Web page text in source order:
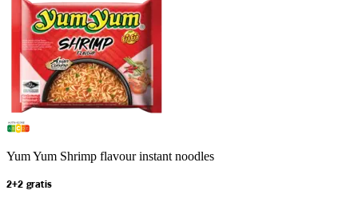
Yum Yum Shrimp flavour instant noodles
2+2 gratis